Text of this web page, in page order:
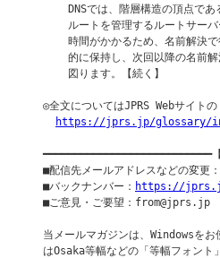
DNSでは、階層構造の頂点であ
ルートを管理するルートサーバ
時間がかかるため、名前解決
的に保持し、次回以降の名前
    図ります。【続く】
◎全文についてはJPRS Webサイト
https://jprs.jp/glossary/
━━━━━━━━━━━━━━━━━━━━━━━━━━━
■配信先メールアドレスなどの変更：
■バックナンバー： https://
■ご意見・ご要望：from@jprs.jp
当メールマガジンは、Windowsをお
はOsaka等幅などの「等幅フォント